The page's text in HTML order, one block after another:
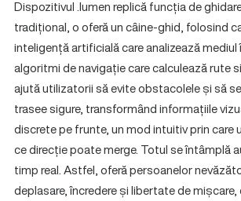
Dispozitivul .lumen replică funcția de
tradițional, o oferă un câine-ghid, folosind
inteligență artificială care analizează mediul
algoritmi de navigație care calculează rute
ajută utilizatorii să evite obstacolele și să
trasee sigure, transformând informațiile
discrete pe frunte, un mod intuitiv prin care
ce direcție poate merge. Totul se întâmplă
timp real. Astfel, oferă persoanelor
deplasare, încredere și libertate de mișcare,